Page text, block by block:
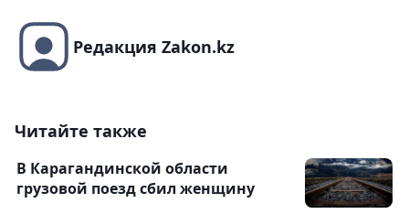
Редакция Zakon.kz
Читайте также
В Карагандинской области
грузовой поезд сбил женщину